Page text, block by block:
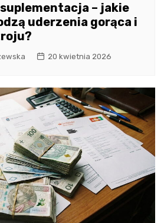
suplementacja – jakie
uderzenia gorąca i
20 kwietnia 2026